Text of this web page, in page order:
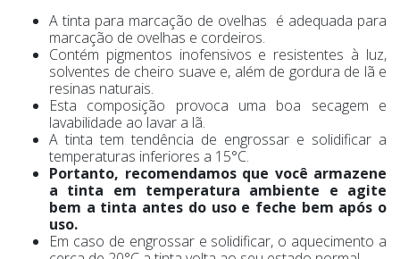
A tinta para marcação de ovelhas é adequada para
marcação de ovelhas e cordeiros.
Contém pigmentos inofensivos e resistentes à luz,
solventes de cheiro suave e, além de gordura de lã e
resinas naturais.
Esta composição provoca uma boa secagem e
lavabilidade ao lavar a lã.
A tinta tem tendência de engrossar e solidificar a
temperaturas inferiores a 15°C.
Portanto, recomendamos que você armazene
a tinta em temperatura ambiente e agite
bem a tinta antes do uso e feche bem após o
uso.
Em caso de engrossar e solidificar, o aquecimento a